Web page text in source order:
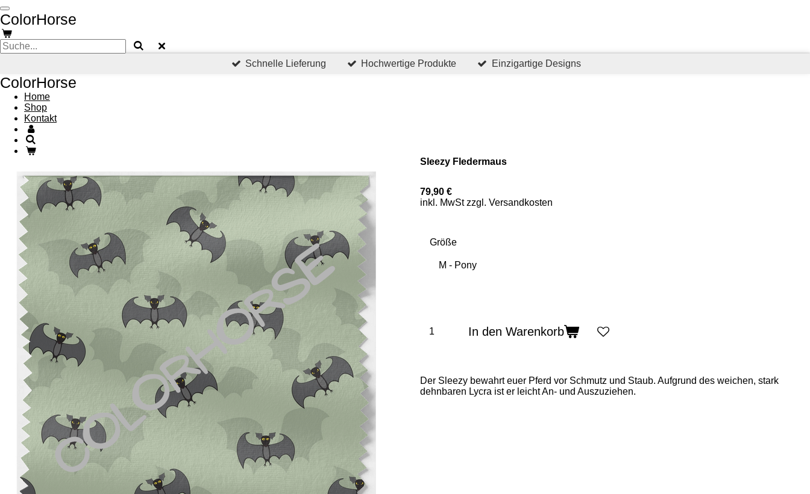
Zum
Hauptinhalt
springen
ColorHorse
Schnelle Lieferung Hochwertige Produkte Einzigartige Designs
ColorHorse
Home
Shop
Kontakt
Sleezy Fledermaus
79,90 €
inkl. MwSt zzgl. Versandkosten
Größe
In den Warenkorb
Der Sleezy bewahrt euer Pferd vor Schmutz und Staub. Aufgrund des weichen, stark
dehnbaren Lycra ist er leicht An- und Auszuziehen.